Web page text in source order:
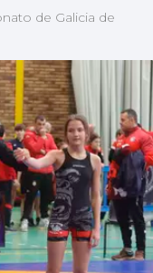
de Galicia de